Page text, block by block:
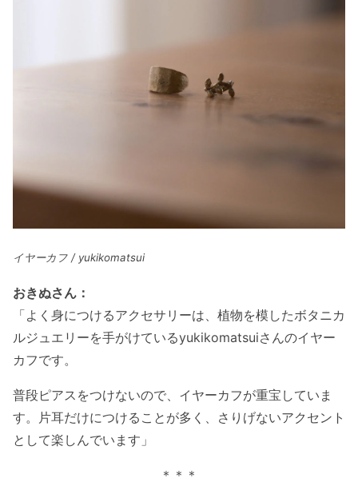
イヤーカフ / yukikomatsui
おきぬさん：
「よく身につけるアクセサリーは、植物を模したボタニカ
ルジュエリーを手がけているyukikomatsuiさんのイヤー
カフです。
普段ピアスをつけないので、イヤーカフが重宝していま
す。片耳だけにつけることが多く、さりげないアクセント
として楽しんでいます」
＊＊＊